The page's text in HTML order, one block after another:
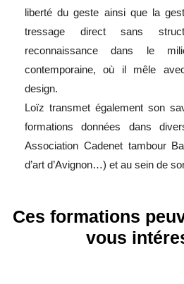
liberté du geste ainsi que la
tressage direct sans
reconnaissance dans le
contemporaine, où il mêle
design.
Loïz transmet également son
formations données dans
Association Cadenet tambour
d’art d’Avignon…) et au sein de
Ces formations
vous